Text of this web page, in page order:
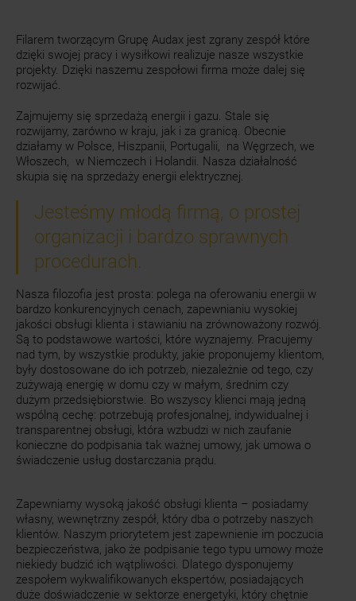
Filarem tworzącym Grupę Audax jest zgrany zespół które
dzięki swojej pracy i wysiłkowi realizuje nasze wszystkie
projekty. Dzięki naszemu zespołowi firma może dalej się
rozwijać.
Zajmujemy się sprzedażą energii i gazu. Stale się
rozwijamy, zarówno w kraju, jak i za granicą. Obecnie
działamy w Polsce, Hiszpanii, Portugalii, na Węgrzech, we
Włoszech, w Niemczech i Holandii. Nasza działalność
skupia się na sprzedaży energii elektrycznej.
Jesteśmy młodą firmą, o prostej
organizacji i bardzo sprawnych
procedurach.
Nasza filozofia jest prosta: polega na oferowaniu energii w
bardzo konkurencyjnych cenach, zapewnianiu wysokiej
jakości obsługi klienta i stawianiu na zrównoważony rozwój.
Są to podstawowe wartości, które wyznajemy. Pracujemy
nad tym, by wszystkie produkty, jakie proponujemy klientom,
były dostosowane do ich potrzeb, niezależnie od tego, czy
zużywają energię w domu czy w małym, średnim czy
dużym przedsiębiorstwie. Bo wszyscy klienci mają jedną
wspólną cechę: potrzebują profesjonalnej, indywidualnej i
transparentnej obsługi, która wzbudzi w nich zaufanie
konieczne do podpisania tak ważnej umowy, jak umowa o
świadczenie usług dostarczania prądu.
Zapewniamy wysoką jakość obsługi klienta – posiadamy
własny, wewnętrzny zespół, który dba o potrzeby naszych
klientów. Naszym priorytetem jest zapewnienie im poczucia
bezpieczeństwa, jako że podpisanie tego typu umowy może
niekiedy budzić ich wątpliwości. Dlatego dysponujemy
zespołem wykwalifikowanych ekspertów, posiadających
duże doświadczenie w sektorze energetyki, który chętnie